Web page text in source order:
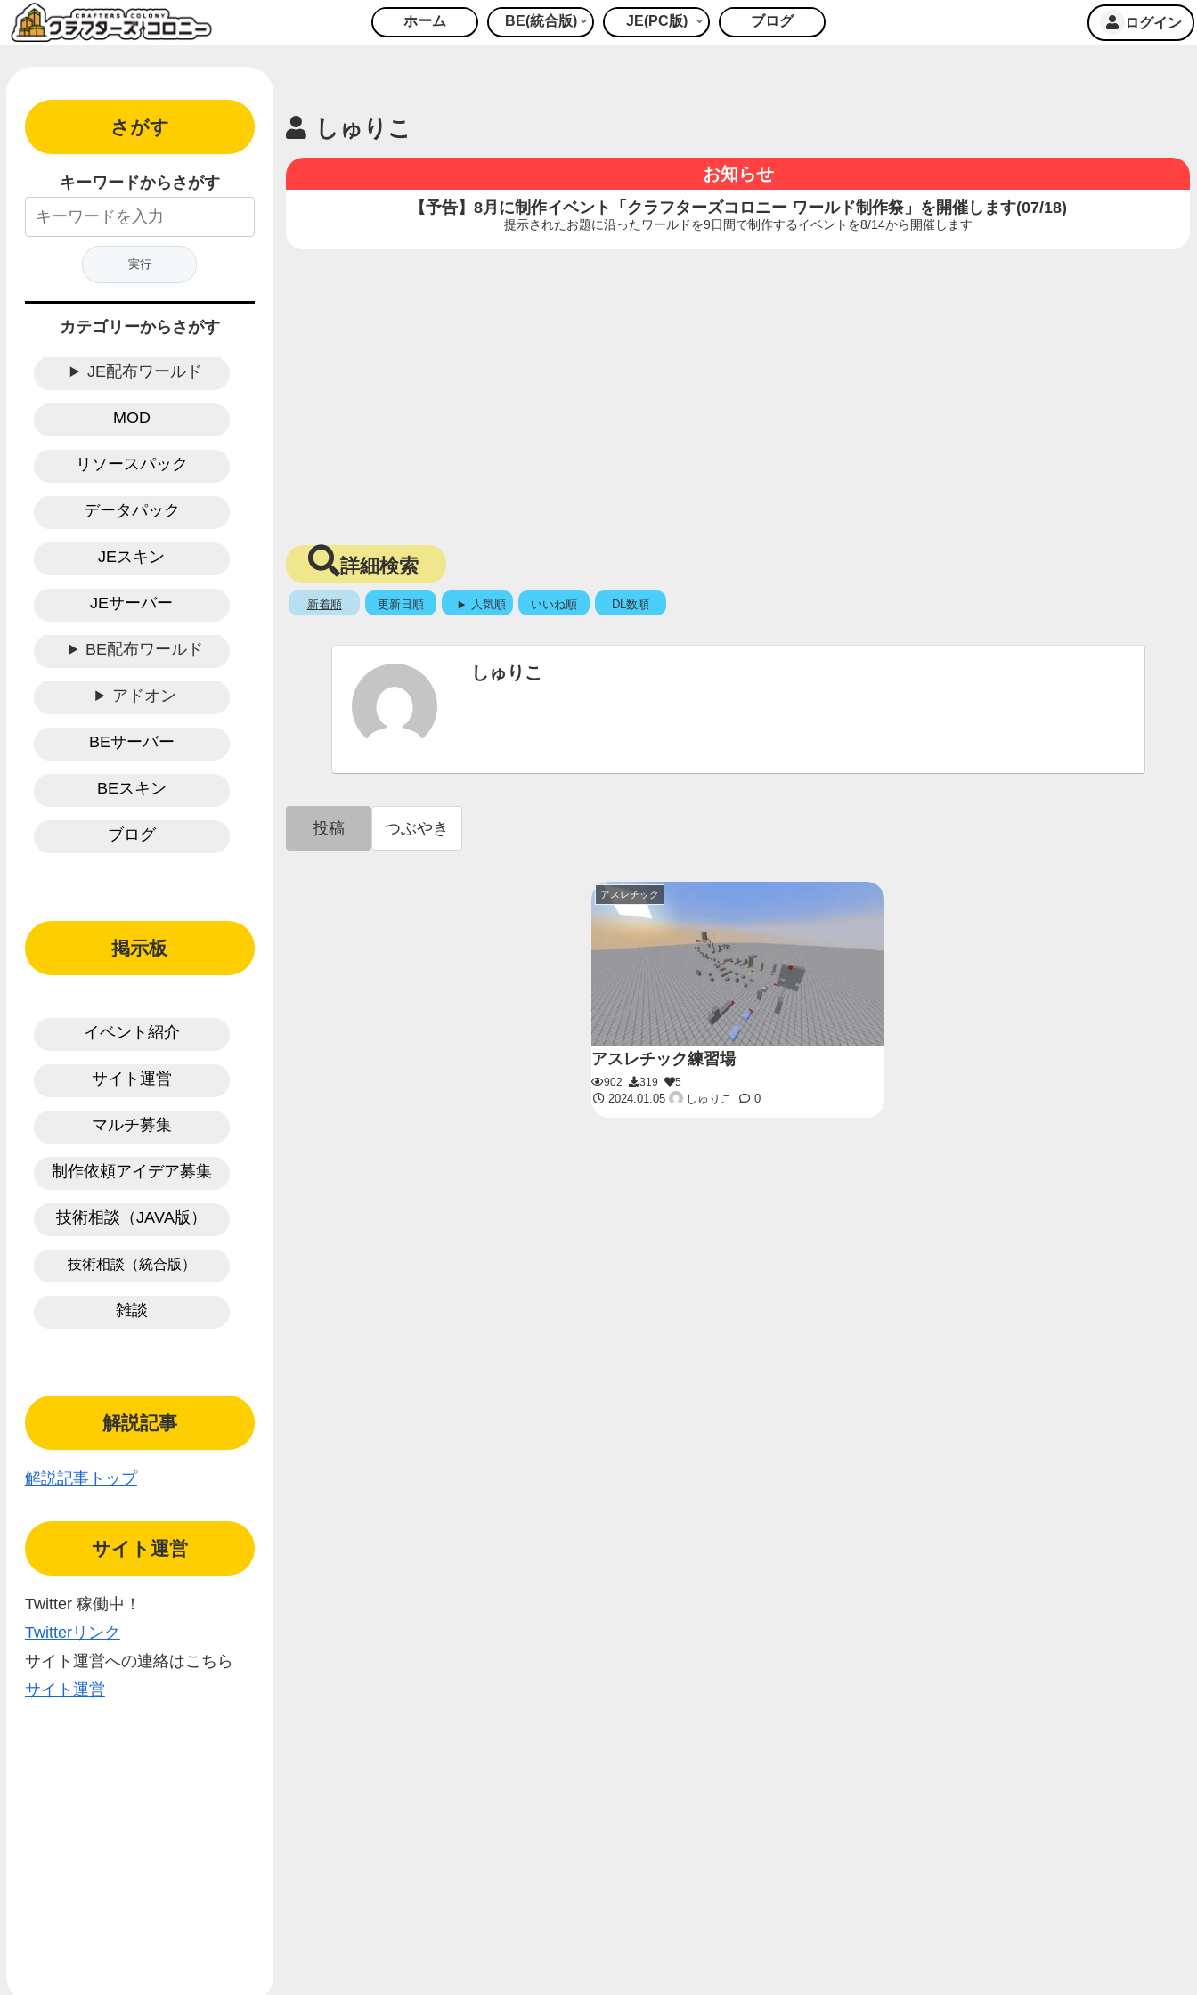
ホーム BE(統合版) JE(PC版) ブログ ログイン
しゅりこ
お知らせ
【予告】8月に制作イベント「クラフターズコロニー ワールド制作祭」を開催します(07/18)
提示されたお題に沿ったワールドを9日間で制作するイベントを8/14から開催します
詳細検索
新着順 更新日順 人気順 いいね順 DL数順
しゅりこ
投稿 つぶやき
アスレチック
アスレチック練習場
902 319
5
2024.01.05
しゅりこ 0
さがす
キーワードからさがす
カテゴリーからさがす
JE配布ワールド
MOD
リソースパック
データパック
JEスキン
JEサーバー
BE配布ワールド
アドオン
BEサーバー
BEスキン
ブログ
掲示板
イベント紹介
サイト運営
マルチ募集
制作依頼アイデア募集
技術相談（JAVA版）
技術相談（統合版）
雑談
解説記事
解説記事トップ
サイト運営
Twitter 稼働中！
Twitterリンク
サイト運営への連絡はこちら
サイト運営